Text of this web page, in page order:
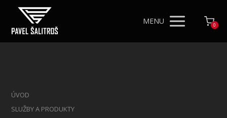
MENU 0
ÚVOD
SLUŽBY A PRODUKTY